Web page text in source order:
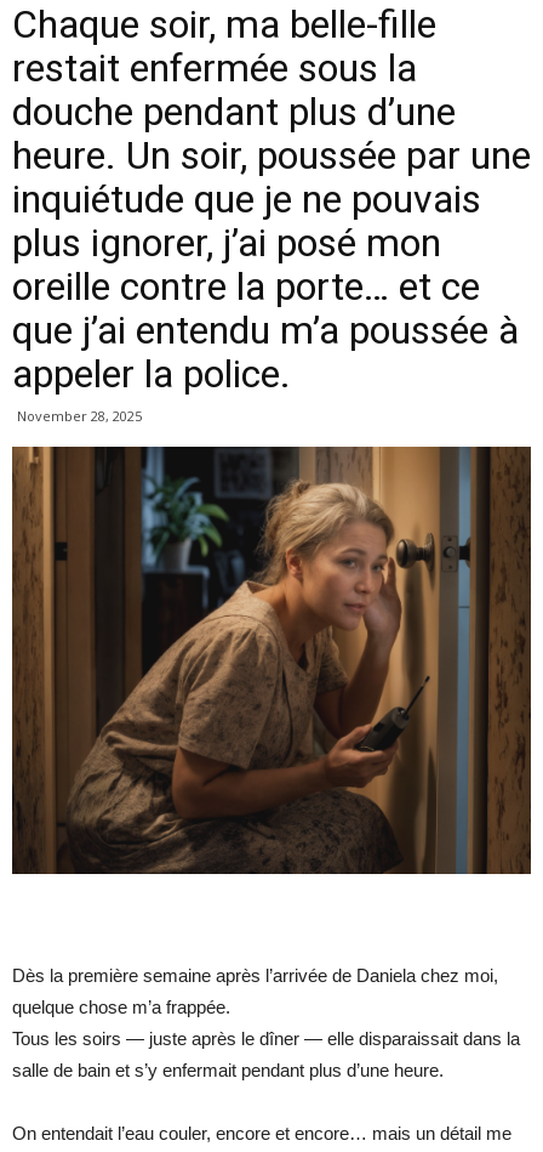
Chaque soir, ma belle-fille
restait enfermée sous la
douche pendant plus d’une
heure. Un soir, poussée par une
inquiétude que je ne pouvais
plus ignorer, j’ai posé mon
oreille contre la porte… et ce
que j’ai entendu m’a poussée à
appeler la police.
November 28, 2025
Dès la première semaine après l’arrivée de Daniela chez moi,
quelque chose m’a frappée.
Tous les soirs — juste après le dîner — elle disparaissait dans la
salle de bain et s’y enfermait pendant plus d’une heure.
On entendait l’eau couler, encore et encore… mais un détail me